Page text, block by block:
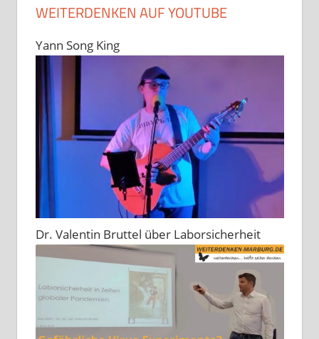
WEITERDENKEN AUF YOUTUBE
Yann Song King
Dr. Valentin Bruttel über Laborsicherheit